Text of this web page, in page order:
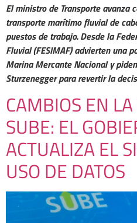
El ministro de Transporte avanza
transporte marítimo fluvial de
puestos de trabajo. Desde la
Fluvial (FESIMAF) advierten una
Marina Mercante Nacional y
Sturzenegger para revertir la
CAMBIOS EN LA
SUBE: EL
ACTUALIZA EL
USO DE DATOS